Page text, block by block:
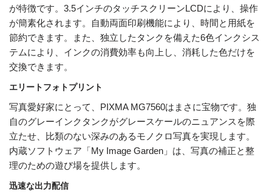
が特徴です。3.5インチのタッチスクリーンLCDにより、操作
が簡素化されます。自動両面印刷機能により、時間と用紙を
節約できます。また、独立したタンクを備えた6色インクシス
テムにより、インクの消費効率も向上し、消耗した色だけを
交換できます。
エリートフォトプリント
写真愛好家にとって、PIXMA MG7560はまさに宝物です。独
自のグレーインクタンクがグレースケールのニュアンスを際
立たせ、比類のない深みのあるモノクロ写真を実現します。
内蔵ソフトウェア「My Image Garden」は、写真の補正と整
理のための遊び場を提供します。
迅速な出力配信